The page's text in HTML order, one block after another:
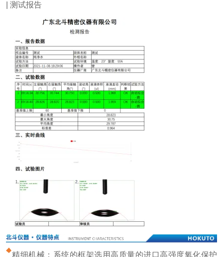
| 测试报告
精细机械：系统的框架选用高质量的进口高强度氧化保护